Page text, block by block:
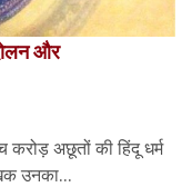
और
अछूतों की हिंदू धर्म
उनका...